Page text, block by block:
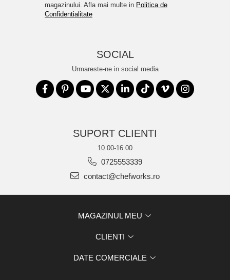
magazinului. Afla mai multe in Politica de
Confidentialitate
SOCIAL
Urmareste-ne in social media
SUPORT CLIENTI
10.00-16.00
0725553339
contact@chefworks.ro
MAGAZINUL MEU
CLIENTI
DATE COMERCIALE